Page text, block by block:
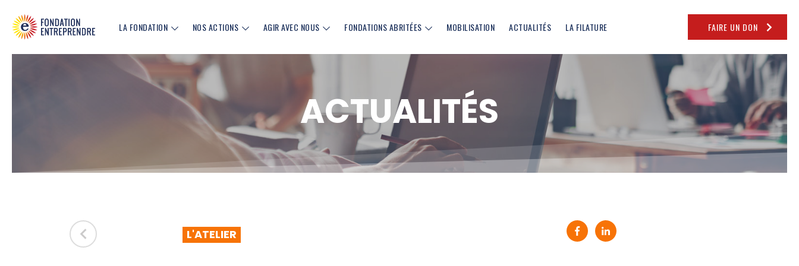
LA FONDATION NOS ACTIONS AGIR AVEC NOUS FONDATIONS ABRITÉES MOBILISATION ACTUALITÉS LA FILATURE FAIRE UN DON
ACTUALITÉS
L'ATELIER Partager sur Facebook (nouvelle fenêtre)
Partager sur Linkedin (nouvelle fenêtre)